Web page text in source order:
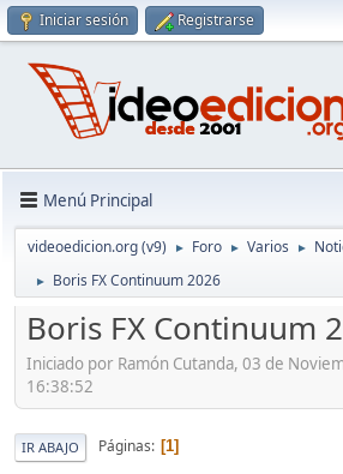
Iniciar sesión Registrarse
Menú Principal
videoedicion.org (v9) ► Foro ► Varios ►
► Boris FX Continuum 2026
Boris FX Continuum
Iniciado por Ramón Cutanda, 03 de
16:38:52
IR ABAJO Páginas 1